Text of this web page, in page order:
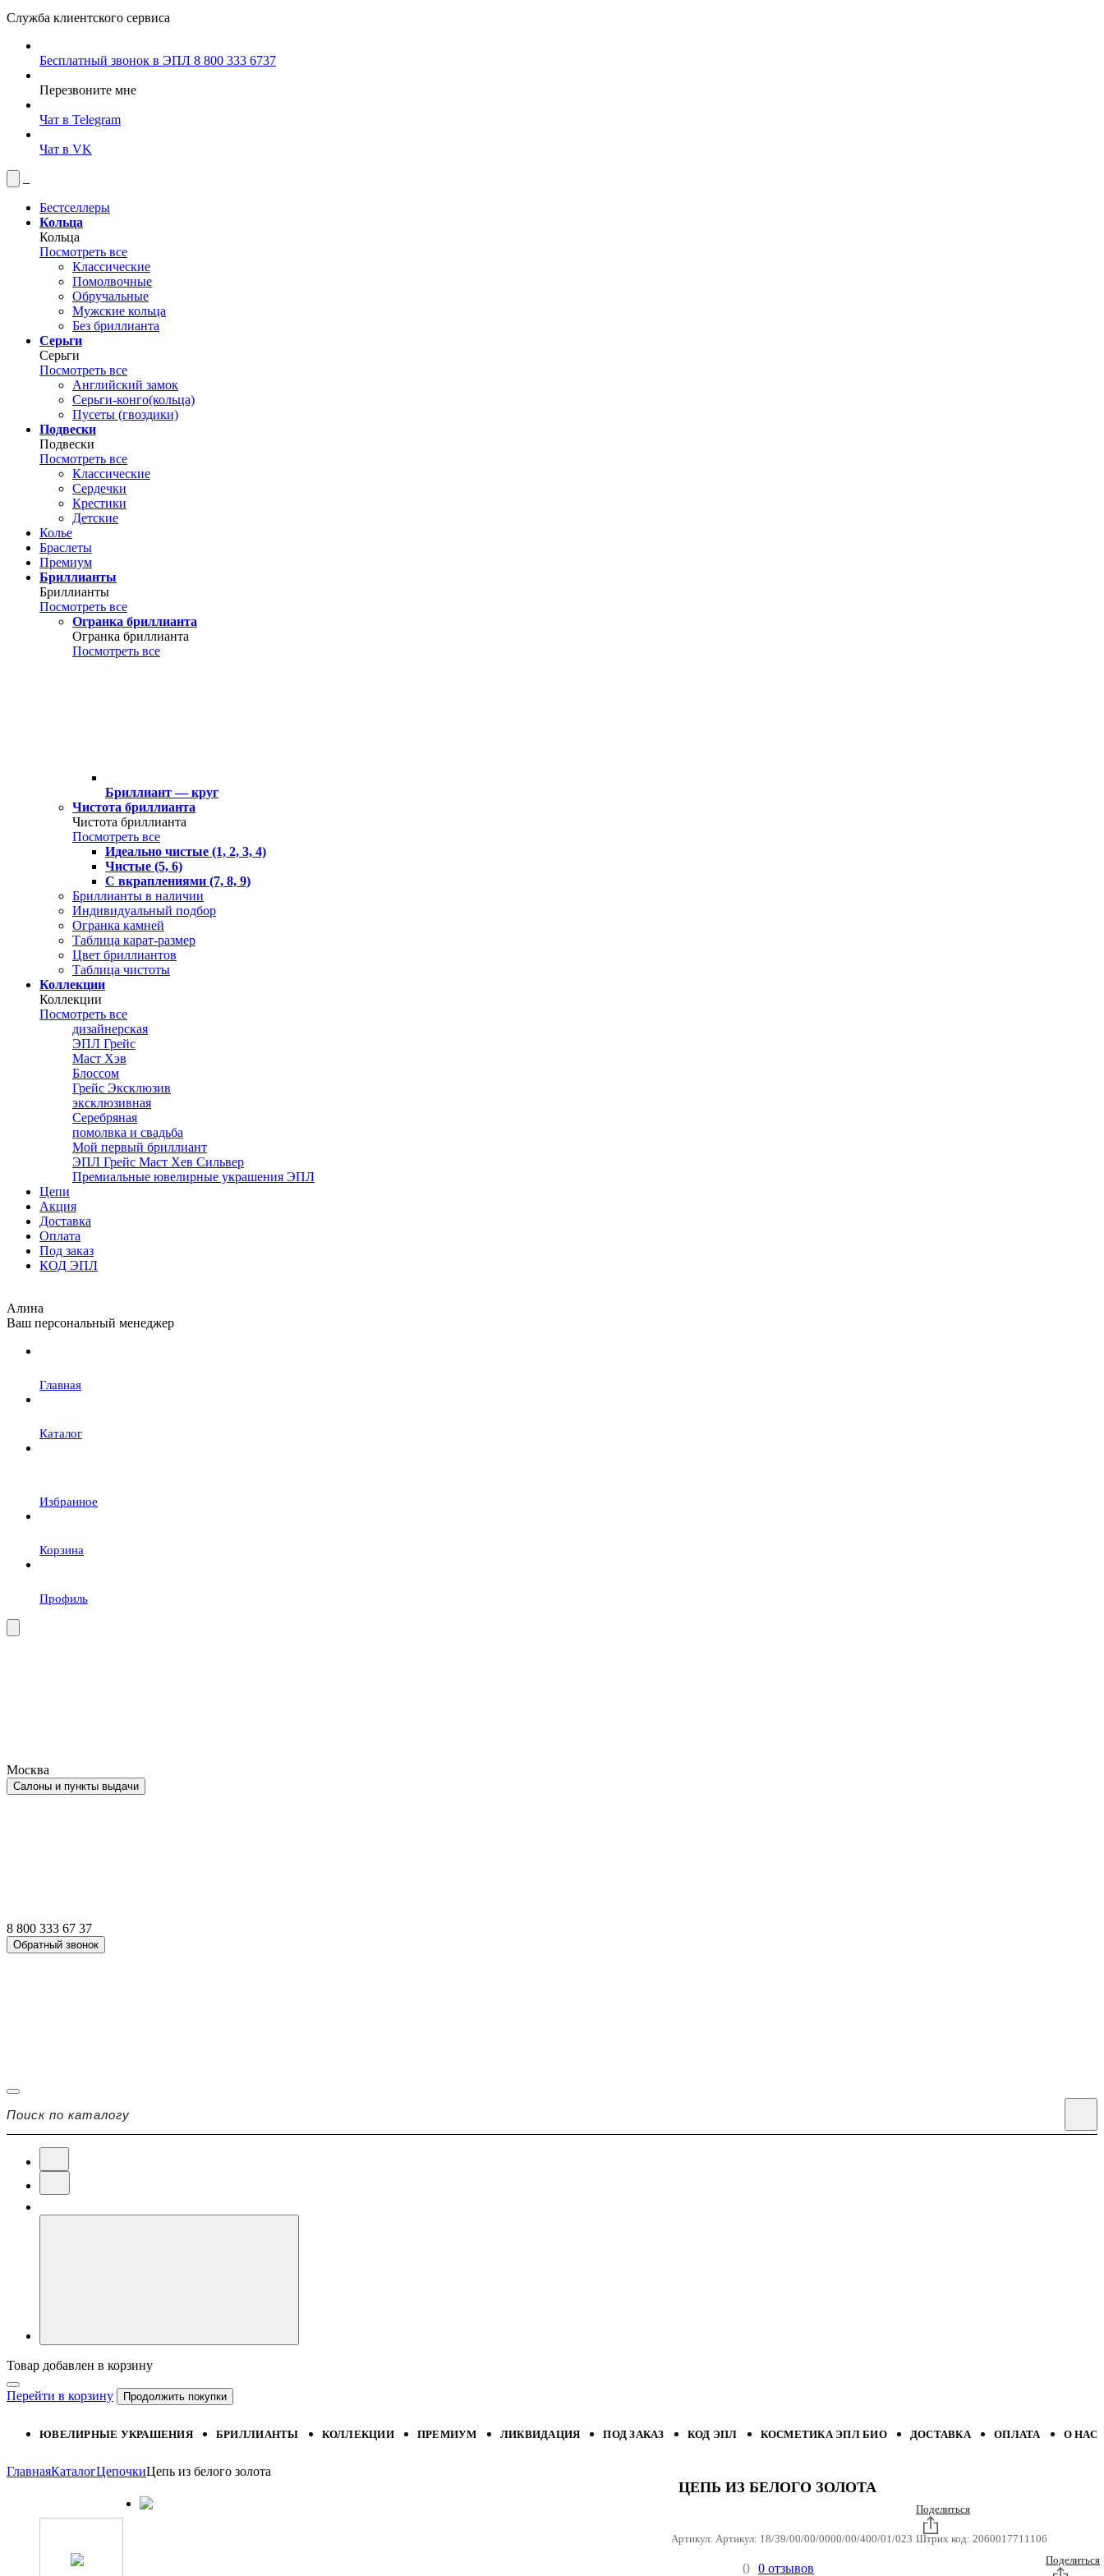
Служба клиентского сервиса
Бесплатный звонок в ЭПЛ 8 800 333 6737
Перезвоните мне
Чат в Telegram
Чат в VK
Бестселлеры
Кольца
Кольца
Посмотреть все
Классические
Помолвочные
Обручальные
Мужские кольца
Без бриллианта
Серьги
Серьги
Посмотреть все
Английский замок
Серьги-конго(кольца)
Пусеты (гвоздики)
Подвески
Подвески
Посмотреть все
Классические
Сердечки
Крестики
Детские
Колье
Браслеты
Премиум
Бриллианты
Бриллианты
Посмотреть все
Огранка бриллианта
Огранка бриллианта
Посмотреть все
Бриллиант — круг
Чистота бриллианта
Чистота бриллианта
Посмотреть все
Идеально чистые (1, 2, 3, 4)
Чистые (5, 6)
С вкраплениями (7, 8, 9)
Бриллианты в наличии
Индивидуальный подбор
Огранка камней
Таблица карат-размер
Цвет бриллиантов
Таблица чистоты
Коллекции
Коллекции
Посмотреть все
дизайнерская
ЭПЛ Грейс
Маст Хэв
Блоссом
Грейс Эксклюзив
эксклюзивная
Серебряная
помолвка и свадьба
Мой первый бриллиант
ЭПЛ Грейс Маст Хев Сильвер
Премиальные ювелирные украшения ЭПЛ
Цепи
Акция
Доставка
Оплата
Под заказ
КОД ЭПЛ
Алина
Ваш персональный менеджер
Главная
Каталог
Избранное
Корзина
Профиль
Москва
Салоны и пункты выдачи
8 800 333 67 37
Обратный звонок
Товар добавлен в корзину
Перейти в корзину Продолжить покупки
ЮВЕЛИРНЫЕ УКРАШЕНИЯ БРИЛЛИАНТЫ КОЛЛЕКЦИИ ПРЕМИУМ ЛИКВИДАЦИЯ ПОД ЗАКАЗ КОД ЭПЛ КОСМЕТИКА ЭПЛ БИО ДОСТАВКА ОПЛАТА О НАС
ГлавнаяКаталогЦепочкиЦепь из белого золота
ЦЕПЬ ИЗ БЕЛОГО ЗОЛОТА
Артикул: Артикул: 18/39/00/00/0000/00/400/01/023
Поделиться
Штрих код: 2060017711106
0 0 отзывов
Поделиться